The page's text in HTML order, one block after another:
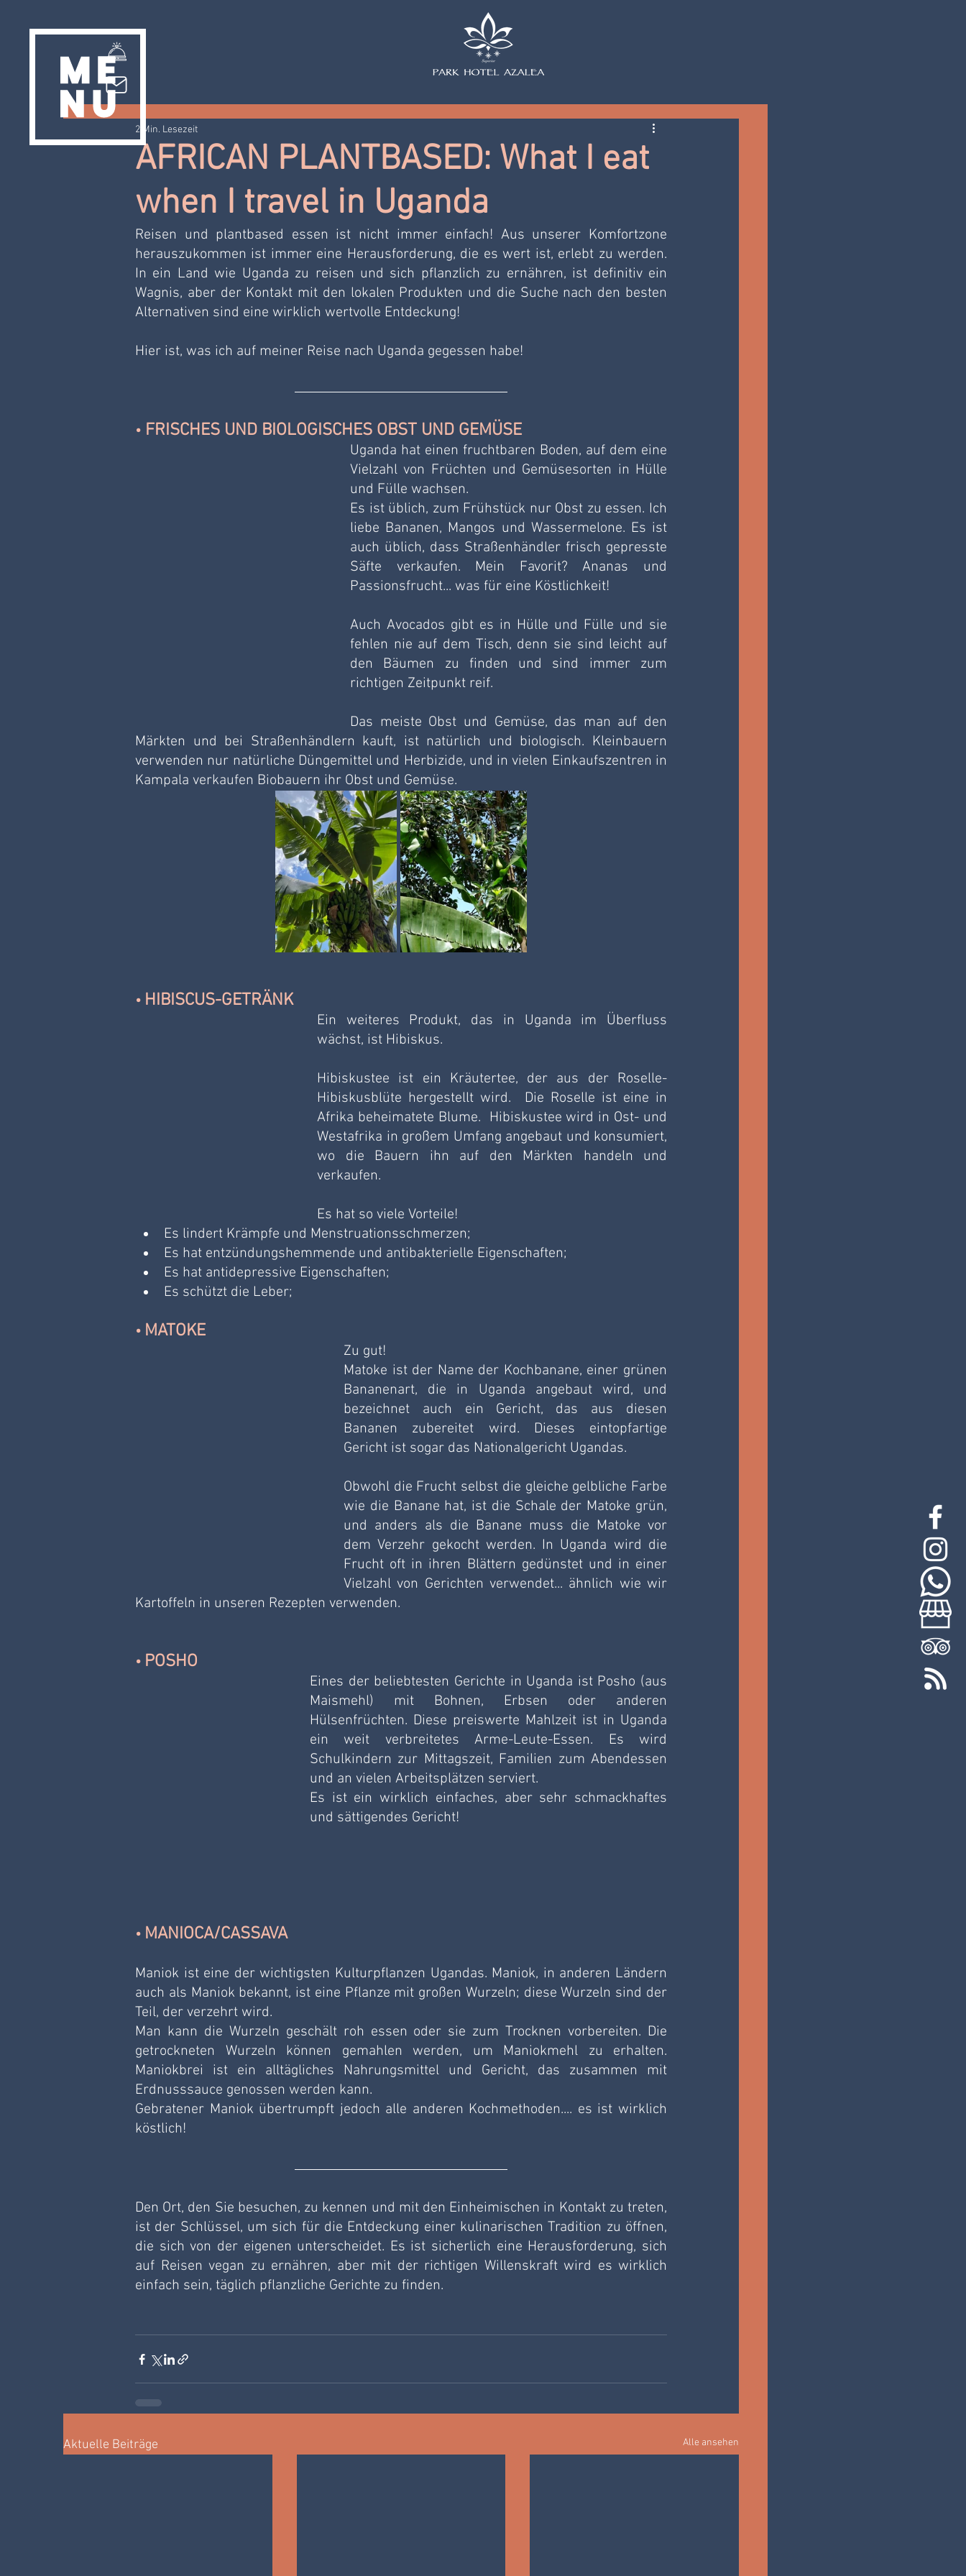
AFRICAN PLANTBASED: What I eat
when I travel in Uganda
2 Min. Lesezeit
Reisen und plantbased essen ist nicht immer einfach! Aus unserer Komfortzone
herauszukommen ist immer eine Herausforderung, die es wert ist, erlebt zu werden.
In ein Land wie Uganda zu reisen und sich pflanzlich zu ernähren, ist definitiv ein
Wagnis, aber der Kontakt mit den lokalen Produkten und die Suche nach den besten
Alternativen sind eine wirklich wertvolle Entdeckung!
Hier ist, was ich auf meiner Reise nach Uganda gegessen habe!
• FRISCHES UND BIOLOGISCHES OBST UND GEMÜSE
Uganda hat einen fruchtbaren Boden, auf dem eine
Vielzahl von Früchten und Gemüsesorten in Hülle
und Fülle wachsen.
Es ist üblich, zum Frühstück nur Obst zu essen. Ich
liebe Bananen, Mangos und Wassermelone. Es ist
auch üblich, dass Straßenhändler frisch gepresste
Säfte verkaufen. Mein Favorit? Ananas und
Passionsfrucht... was für eine Köstlichkeit!
Auch Avocados gibt es in Hülle und Fülle und sie
fehlen nie auf dem Tisch, denn sie sind leicht auf
den Bäumen zu finden und sind immer zum
richtigen Zeitpunkt reif.
Das meiste Obst und Gemüse, das man auf den
Märkten und bei Straßenhändlern kauft, ist natürlich und biologisch. Kleinbauern
verwenden nur natürliche Düngemittel und Herbizide, und in vielen Einkaufszentren in
Kampala verkaufen Biobauern ihr Obst und Gemüse.
• HIBISCUS-GETRÄNK
Ein weiteres Produkt, das in Uganda im Überfluss
wächst, ist Hibiskus.
Hibiskustee ist ein Kräutertee, der aus der Roselle-
Hibiskusblüte hergestellt wird.  Die Roselle ist eine in
Afrika beheimatete Blume.  Hibiskustee wird in Ost- und
Westafrika in großem Umfang angebaut und konsumiert,
wo die Bauern ihn auf den Märkten handeln und
verkaufen.
Es hat so viele Vorteile!
Es lindert Krämpfe und Menstruationsschmerzen;
Es hat entzündungshemmende und antibakterielle Eigenschaften;
Es hat antidepressive Eigenschaften;
Es schützt die Leber;
• MATOKE
Zu gut!
Matoke ist der Name der Kochbanane, einer grünen
Bananenart, die in Uganda angebaut wird, und
bezeichnet auch ein Gericht, das aus diesen
Bananen zubereitet wird. Dieses eintopfartige
Gericht ist sogar das Nationalgericht Ugandas.
Obwohl die Frucht selbst die gleiche gelbliche Farbe
wie die Banane hat, ist die Schale der Matoke grün,
und anders als die Banane muss die Matoke vor
dem Verzehr gekocht werden. In Uganda wird die
Frucht oft in ihren Blättern gedünstet und in einer
Vielzahl von Gerichten verwendet... ähnlich wie wir
Kartoffeln in unseren Rezepten verwenden.
• POSHO
Eines der beliebtesten Gerichte in Uganda ist Posho (aus
Maismehl) mit Bohnen, Erbsen oder anderen
Hülsenfrüchten. Diese preiswerte Mahlzeit ist in Uganda
ein weit verbreitetes Arme-Leute-Essen. Es wird
Schulkindern zur Mittagszeit, Familien zum Abendessen
und an vielen Arbeitsplätzen serviert.
Es ist ein wirklich einfaches, aber sehr schmackhaftes
und sättigendes Gericht!
• MANIOCA/CASSAVA
Maniok ist eine der wichtigsten Kulturpflanzen Ugandas. Maniok, in anderen Ländern
auch als Maniok bekannt, ist eine Pflanze mit großen Wurzeln; diese Wurzeln sind der
Teil, der verzehrt wird.
Man kann die Wurzeln geschält roh essen oder sie zum Trocknen vorbereiten. Die
getrockneten Wurzeln können gemahlen werden, um Maniokmehl zu erhalten.
Maniokbrei ist ein alltägliches Nahrungsmittel und Gericht, das zusammen mit
Erdnusssauce genossen werden kann.
Gebratener Maniok übertrumpft jedoch alle anderen Kochmethoden.... es ist wirklich
köstlich!
Den Ort, den Sie besuchen, zu kennen und mit den Einheimischen in Kontakt zu treten,
ist der Schlüssel, um sich für die Entdeckung einer kulinarischen Tradition zu öffnen,
die sich von der eigenen unterscheidet. Es ist sicherlich eine Herausforderung, sich
auf Reisen vegan zu ernähren, aber mit der richtigen Willenskraft wird es wirklich
einfach sein, täglich pflanzliche Gerichte zu finden.
Aktuelle Beiträge Alle ansehen